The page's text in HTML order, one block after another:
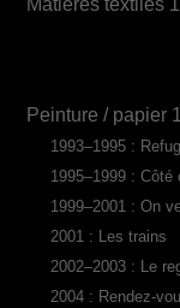
Peinture / papier
1993–1995 :
1995–1999 : Côté
1999–2001 : On
2001 : Les trains
2002–2003 : Le
2004 : Rendez-